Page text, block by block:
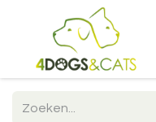
Overslaan naar inhoud